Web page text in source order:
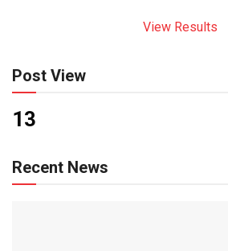
View Results
Post View
13
Recent News